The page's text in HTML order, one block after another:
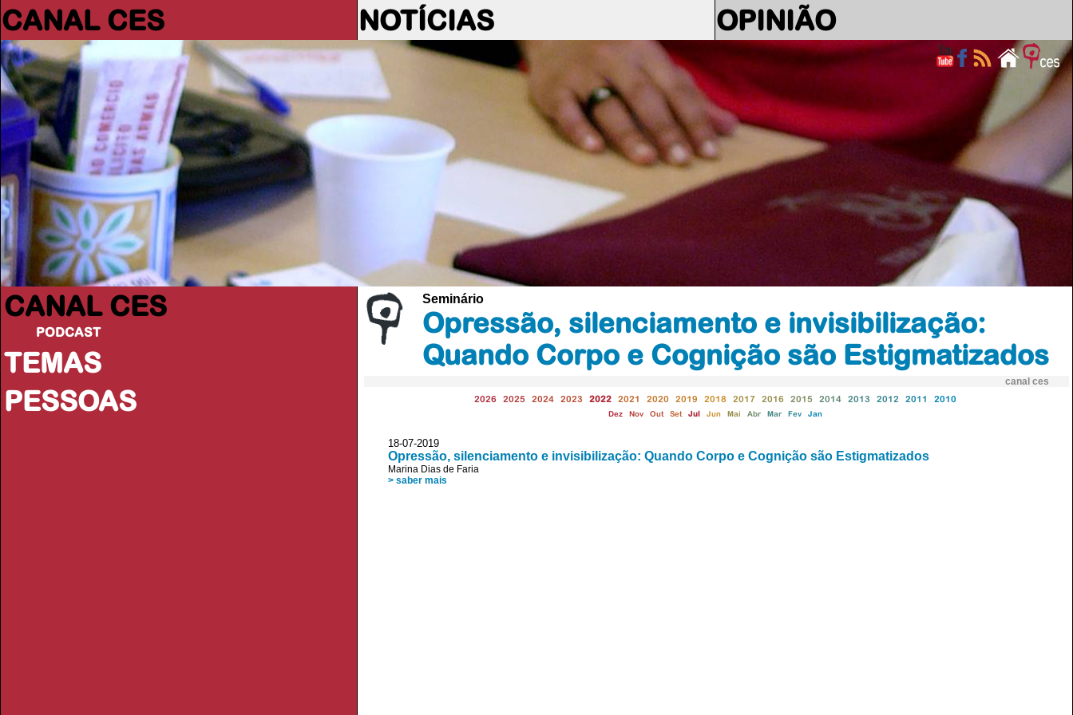
CANAL CES NOTÍCIAS OPINIÃO
CANAL CES
PODCAST
TEMAS
PESSOAS
Seminário
Opressão, silenciamento e invisibilização:
Quando Corpo e Cognição são Estigmatizados
canal ces
2026 2025 2024 2023 2022 2021 2020 2019 2018 2017 2016 2015 2014 2013 2012 2011 2010
Dez Nov Out Set Jul Jun Mai Abr Mar Fev Jan
18-07-2019
Opressão, silenciamento e invisibilização: Quando Corpo e Cognição são Estigmatizados
Marina Dias de Faria
> saber mais